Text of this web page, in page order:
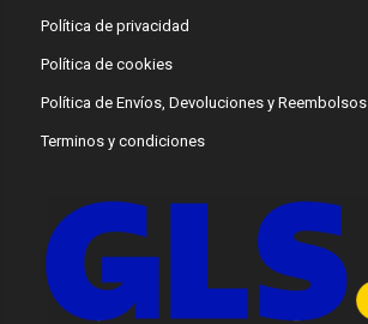
Política de privacidad
Política de cookies
Política de Envíos, Devoluciones y Reembolsos
Terminos y condiciones